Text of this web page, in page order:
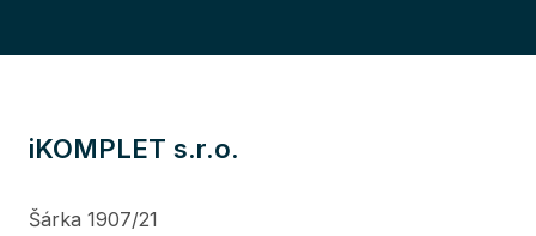
iKOMPLET s.r.o.
Šárka 1907/21